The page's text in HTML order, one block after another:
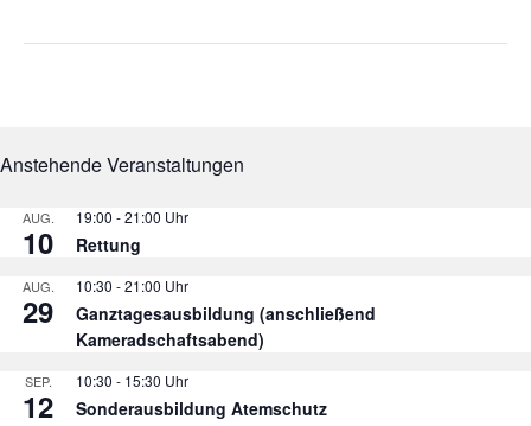
Anstehende Veranstaltungen
AUG.
10
19:00 -21:00
Rettung
AUG.
29
10:30 -21:00
Ganztagesausbildung (anschließend
Kameradschaftsabend)
SEP.
12
10:30 - 15:30
Sonderausbildung Atemschutz